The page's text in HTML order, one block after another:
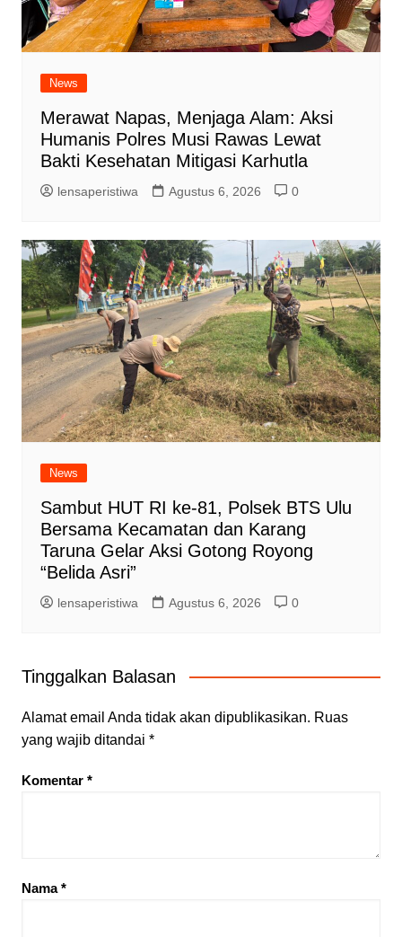
News
Merawat Napas, Menjaga Alam: Aksi
Humanis Polres Musi Rawas Lewat
Bakti Kesehatan Mitigasi Karhutla
lensaperistiwa Agustus 6, 2026 0
News
Sambut HUT RI ke-81, Polsek BTS Ulu
Bersama Kecamatan dan Karang
Taruna Gelar Aksi Gotong Royong
“Belida Asri”
lensaperistiwa Agustus 6, 2026 0
Tinggalkan Balasan
Alamat email Anda tidak akan dipublikasikan. Ruas
yang wajib ditandai *
Komentar *
Nama*